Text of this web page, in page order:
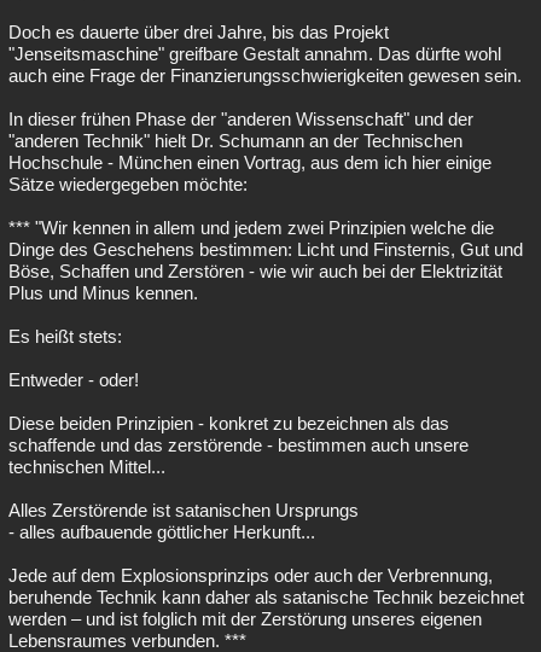
Doch es dauerte über drei Jahre, bis das Projekt
"Jenseitsmaschine" greifbare Gestalt annahm. Das dürfte wohl
auch eine Frage der Finanzierungsschwierigkeiten gewesen sein.
In dieser frühen Phase der "anderen Wissenschaft" und der
"anderen Technik" hielt Dr. Schumann an der Technischen
Hochschule - München einen Vortrag, aus dem ich hier einige
Sätze wiedergegeben möchte:
*** "Wir kennen in allem und jedem zwei Prinzipien welche die
Dinge des Geschehens bestimmen: Licht und Finsternis, Gut und
Böse, Schaffen und Zerstören - wie wir auch bei der Elektrizität
Plus und Minus kennen.
Es heißt stets:
Entweder - oder!
Diese beiden Prinzipien - konkret zu bezeichnen als das
schaffende und das zerstörende - bestimmen auch unsere
technischen Mittel...
Alles Zerstörende ist satanischen Ursprungs
- alles aufbauende göttlicher Herkunft...
Jede auf dem Explosionsprinzips oder auch der Verbrennung,
beruhende Technik kann daher als satanische Technik bezeichnet
werden – und ist folglich mit der Zerstörung unseres eigenen
Lebensraumes verbunden. ***